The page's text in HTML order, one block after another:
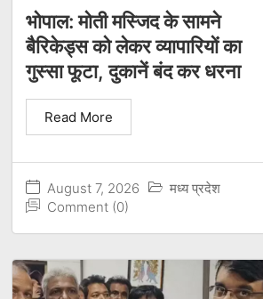
भोपाल: मोती मस्जिद के सामने
बैरिकेड्स को लेकर व्यापारियों का
गुस्सा फूटा, दुकानें बंद कर धरना
August 7, 2026
मध्य प्रदेश
Comment (0)
Read More